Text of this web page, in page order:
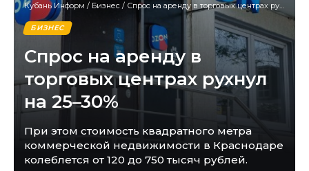
Кубань Информ / Бизнес / Спрос на аренду в торговых центрах рухнул на 25–30%
БИЗНЕС
Спрос на аренду в
торговых центрах рухнул
на 25–30%
При этом стоимость квадратного метра
коммерческой недвижимости в Краснодаре
колеблется от 120 до 750 тысяч рублей.